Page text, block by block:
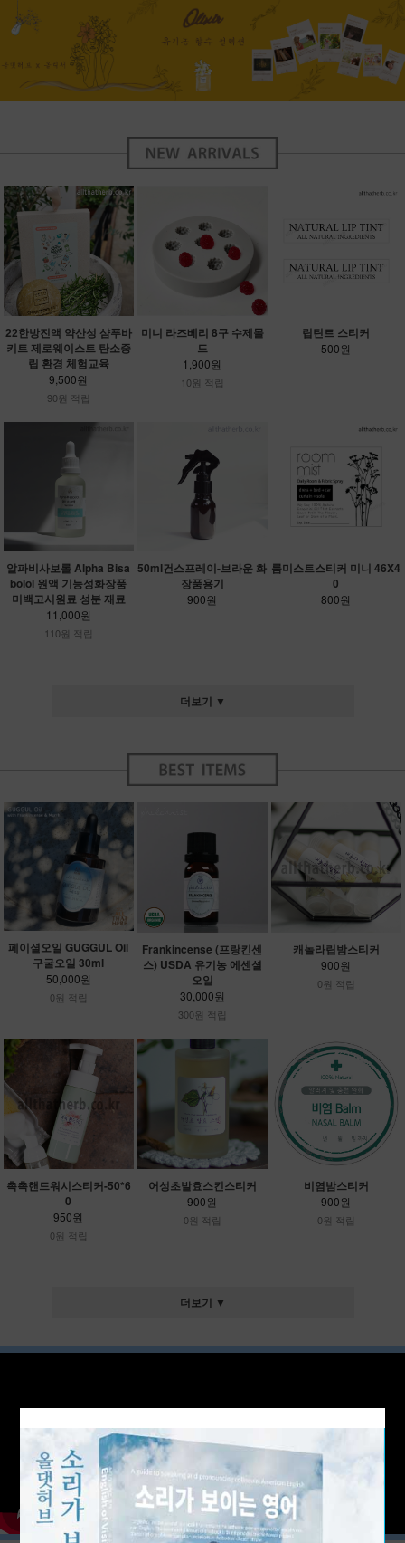
22한방진액 약산성 샴푸바
키트 제로웨이스트 탄소중
립 환경 체험교육
9,500원
90원 적립
미니 라즈베리 8구 수제몰
드
1,900원
10원 적립
립틴트 스티커
500원
알파비사보롤 Alpha Bisa
bolol 원액 기능성화장품
미백고시원료 성분 재료
11,000원
110원 적립
50ml건스프레이-브라운 화
장품용기
900원
룸미스트스티커 미니 46X4
0
800원
더보기 ▼
페이셜오일 GUGGUL Oil
구굴오일 30ml
50,000원
0원 적립
Frankincense (프랑킨센
스) USDA 유기농 에센셜
오일
30,000원
300원 적립
캐놀라립밤스티커
900원
0원 적립
촉촉핸드워시스티커-50*6
0
950원
0원 적립
어성초발효스킨스티커
900원
0원 적립
비염밤스티커
900원
0원 적립
더보기 ▼